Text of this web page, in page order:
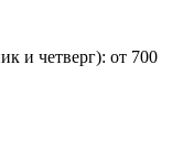
и четверг): от 700